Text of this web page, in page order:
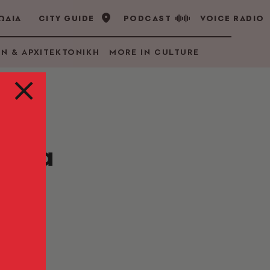
CITY GUIDE PODCAST VOICE RADIO
& ΑΡΧΙΤΕΚΤΟΝΙΚΗ MORE IN CULTURE